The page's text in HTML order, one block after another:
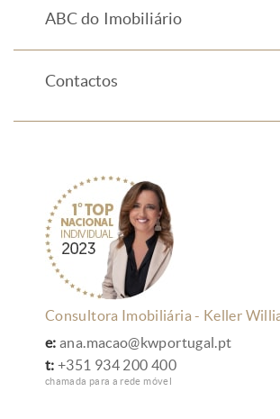
ABC do Imobiliário
Contactos
Consultora Imobiliária - Keller
e: ana.macao@kwportugal.pt
t: +351 934 200 400
chamada para a rede móvel